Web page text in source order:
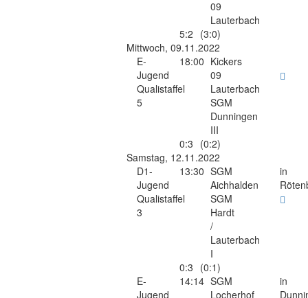
09
Lauterbach
5:2 (3:0)
Mittwoch, 09.11.2022
E-
Jugend
Qualistaffel
5
18:00 Kickers
09
Lauterbach
SGM
Dunningen
III
0:3 (0:2)
Samstag, 12.11.2022
D1-
Jugend
Qualistaffel
3
13:30 SGM
Aichhalden
SGM
Hardt
/
Lauterbach
I
0:3 (0:1)
in
E-
Jugend
14:14 SGM
Locherhof
in